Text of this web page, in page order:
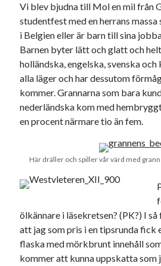
Flöde för kommentarer
Pejpalla!
Vi blev bjudna till Mol en mil från
studentfest med en herrans
i Belgien eller är barn till sina
Barnen byter lätt och glatt och
holländska, engelska, svenska och
alla läger och har dessutom
kommer. Grannarna som bara
nederländska kom med
en procent närmare tio än fem.
Här dräller och spiller vår värd med
ölkännare i läsekretsen? (PK?) I
att jag som pris i en tipsrunda fick
flaska med mörkbrunt innehåll
kommer att kunna uppskatta som